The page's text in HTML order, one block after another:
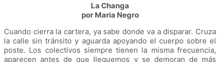
La Changa
por Maria Negro
Cuando cierra la cartera, ya sabe donde va a disparar. Cruza
la calle sin tránsito y aguarda apoyando el cuerpo sobre el
poste. Los colectivos siempre tienen la misma frecuencia,
aparecen antes de que lleguemos y se demoran de más